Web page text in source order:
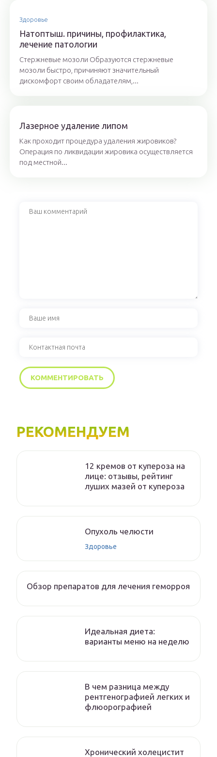
Здоровье
Натоптыш. причины, профилактика,
лечение патологии
Стержневые мозоли Образуются стержневые
мозоли быстро, причиняют значительный
дискомфорт своим обладателям,...
Лазерное удаление липом
Как проходит процедура удаления жировиков?
Операция по ликвидации жировика осуществляется
под местной...
РЕКОМЕНДУЕМ
12 кремов от купероза на
лице: отзывы, рейтинг
луших мазей от купероза
Опухоль челюсти
Здоровье
Обзор препаратов для лечения геморроя
Идеальная диета:
варианты меню на неделю
В чем разница между
рентгенографией легких и
флюорографией
Хронический холецистит